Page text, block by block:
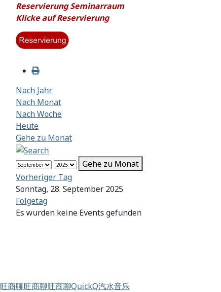
Reservierung Seminarraum
Klicke auf Reservierung
Nach Jahr
Nach Monat
Nach Woche
Heute
Gehe zu Monat
Gehe zu Monat
Vorheriger Tag
Sonntag, 28. September 2025
Folgetag
Es wurden keine Events gefunden
旺商聊旺商聊旺商聊QuickQ汽水音乐